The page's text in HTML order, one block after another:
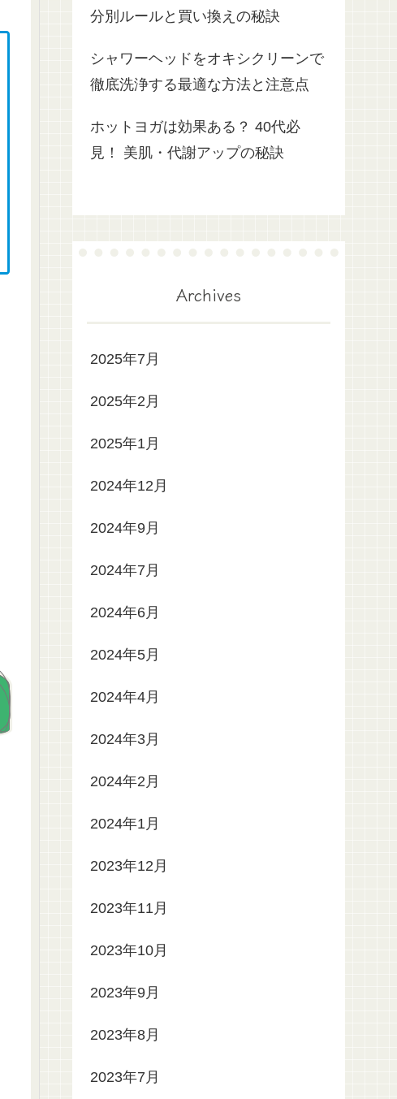
分別ルールと買い換えの秘訣
シャワーヘッドをオキシクリーンで
徹底洗浄する最適な方法と注意点
ホットヨガは効果ある？ 40代必
見！ 美肌・代謝アップの秘訣
Archives
2025年7月
2025年2月
2025年1月
2024年12月
2024年9月
2024年7月
2024年6月
2024年5月
2024年4月
2024年3月
2024年2月
2024年1月
2023年12月
2023年11月
2023年10月
2023年9月
2023年8月
2023年7月